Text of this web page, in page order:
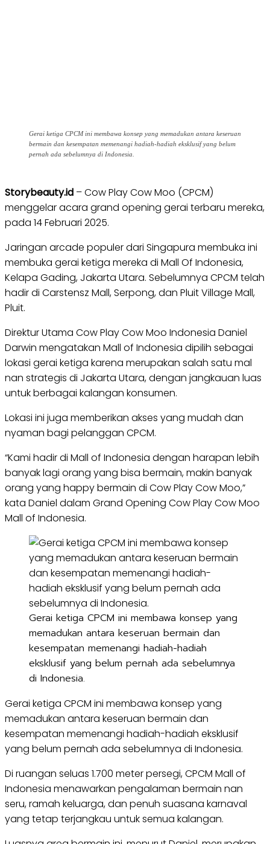
Gerai ketiga CPCM ini membawa konsep yang memadukan antara keseruan
bermain dan kesempatan memenangi hadiah-hadiah eksklusif yang belum
pernah ada sebelumnya di Indonesia.
Storybeauty.id – Cow Play Cow Moo (CPCM)
menggelar acara grand opening gerai terbaru mereka,
pada 14 Februari 2025.
Jaringan arcade populer dari Singapura membuka ini
membuka gerai ketiga mereka di Mall Of Indonesia,
Kelapa Gading, Jakarta Utara. Sebelumnya CPCM telah
hadir di Carstensz Mall, Serpong, dan Pluit Village Mall,
Pluit.
Direktur Utama Cow Play Cow Moo Indonesia Daniel
Darwin mengatakan Mall of Indonesia dipilih sebagai
lokasi gerai ketiga karena merupakan salah satu mal
nan strategis di Jakarta Utara, dengan jangkauan luas
untuk berbagai kalangan konsumen.
Lokasi ini juga memberikan akses yang mudah dan
nyaman bagi pelanggan CPCM.
“Kami hadir di Mall of Indonesia dengan harapan lebih
banyak lagi orang yang bisa bermain, makin banyak
orang yang happy bermain di Cow Play Cow Moo,”
kata Daniel dalam Grand Opening Cow Play Cow Moo
Mall of Indonesia.
Gerai ketiga CPCM ini membawa konsep yang
memadukan antara keseruan bermain dan
kesempatan memenangi hadiah-hadiah
eksklusif yang belum pernah ada sebelumnya
di Indonesia.
Gerai ketiga CPCM ini membawa konsep yang
memadukan antara keseruan bermain dan
kesempatan memenangi hadiah-hadiah eksklusif
yang belum pernah ada sebelumnya di Indonesia.
Di ruangan seluas 1.700 meter persegi, CPCM Mall of
Indonesia menawarkan pengalaman bermain nan
seru, ramah keluarga, dan penuh suasana karnaval
yang tetap terjangkau untuk semua kalangan.